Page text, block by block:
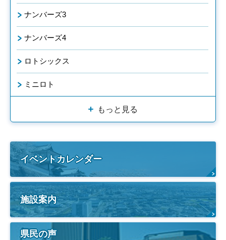
ナンバーズ3
ナンバーズ4
ロトシックス
ミニロト
もっと見る
イベントカレンダー
施設案内
県民の声